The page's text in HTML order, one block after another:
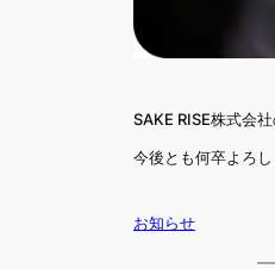
SAKE RISE株式会
今後とも何卒よろし
お知らせ